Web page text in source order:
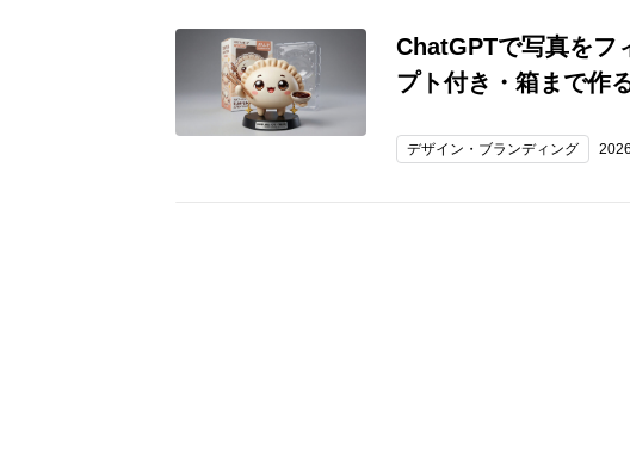
ChatGPTで写真をフ
プト付き・箱まで作
デザイン・ブランディング